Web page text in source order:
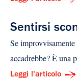
Sentirsi
Se
accadrebbe? È una
Leggi l'articolo